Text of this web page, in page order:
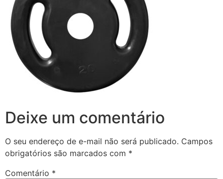
Deixe um comentário
O seu endereço de e-mail não será publicado. Campos
obrigatórios são marcados com *
Comentário *